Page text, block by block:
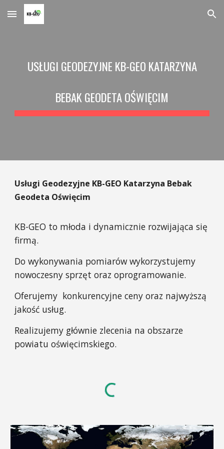
Skip to main content Skip to navigation
USŁUGI GEODEZYJNE KB-GEO KATARZYNA
BEBAK GEODETA OŚWIĘCIM
Usługi Geodezyjne KB-GEO Katarzyna Bebak
Geodeta Oświęcim
KB-GEO to młoda i dynamicznie rozwijająca się
firmą.
Do wykonywania pomiarów wykorzystujemy
nowoczesny sprzęt oraz oprogramowanie.
Oferujemy konkurencyjne ceny oraz najwyższą
jakość usług.
Realizujemy głównie zlecenia na obszarze
powiatu oświęcimskiego.